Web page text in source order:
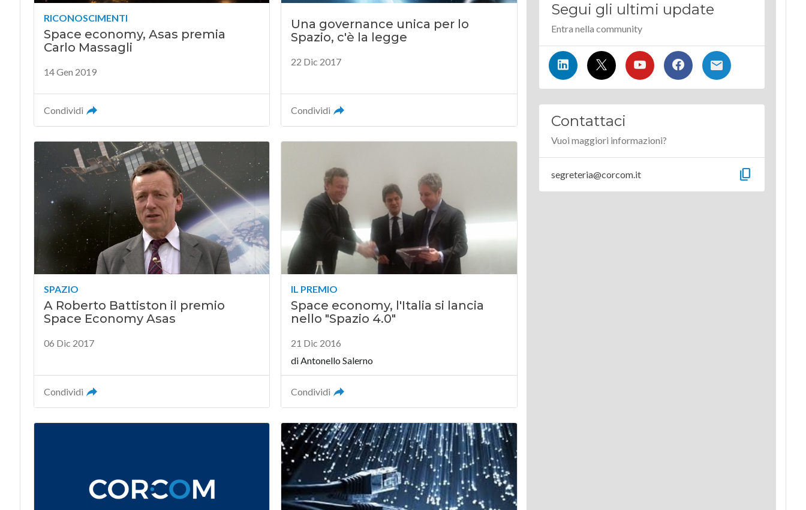
RICONOSCIMENTI
Space economy, Asas premia
Carlo Massagli
14 Gen 2019
Condividi
Una governance unica per lo
Spazio, c'è la legge
22 Dic 2017
Condividi
SPAZIO
A Roberto Battiston il premio
Space Economy Asas
06 Dic 2017
Condividi
IL PREMIO
Space economy, l'Italia si lancia
nello "Spazio 4.0"
21 Dic 2016
di Antonello Salerno
Condividi
Segui gli ultimi update
Entra nella community
Contattaci
Vuoi maggiori informazioni?
segreteria@corcom.it content_copy